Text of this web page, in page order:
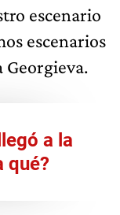
escenario
escenarios
Georgieva.
a la
qué?